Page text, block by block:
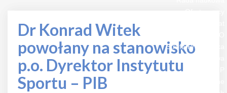
Strefa Pracownika
Dr Konrad Witek
powołany na stanowisko
p.o. Dyrektor Instytutu
Sportu – PIB